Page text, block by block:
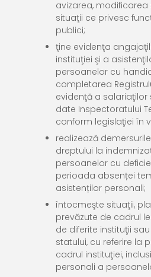
avizarea,
situaţii ce privesc
publici;
ţine evidenţa
instituţiei şi a
persoanelor cu
completarea
evidenţă a
date Inspectoratului
conform legislaţiei în
realizează
dreptului la
persoanelor cu
perioada absenței
asistenților personali;
întocmeşte situaţii,
prevăzute de cadrul
de diferite instituţii
statului, cu referire la
cadrul instituţiei,
personali a